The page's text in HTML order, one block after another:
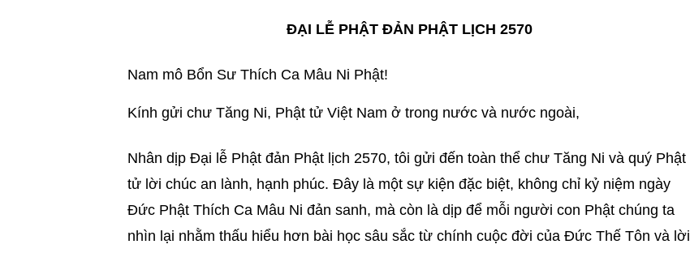
ĐẠI LỄ PHẬT ĐẢN PHẬT LỊCH 2570
Nam mô Bổn Sư Thích Ca Mâu Ni Phật!
Kính gửi chư Tăng Ni, Phật tử Việt Nam ở trong nước và nước ngoài,
Nhân dịp Đại lễ Phật đản Phật lịch 2570, tôi gửi đến toàn thể chư Tăng Ni và quý Phật
tử lời chúc an lành, hạnh phúc. Đây là một sự kiện đặc biệt, không chỉ kỷ niệm ngày
Đức Phật Thích Ca Mâu Ni đản sanh, mà còn là dịp để mỗi người con Phật chúng ta
nhìn lại nhằm thấu hiểu hơn bài học sâu sắc từ chính cuộc đời của Đức Thế Tôn và lời